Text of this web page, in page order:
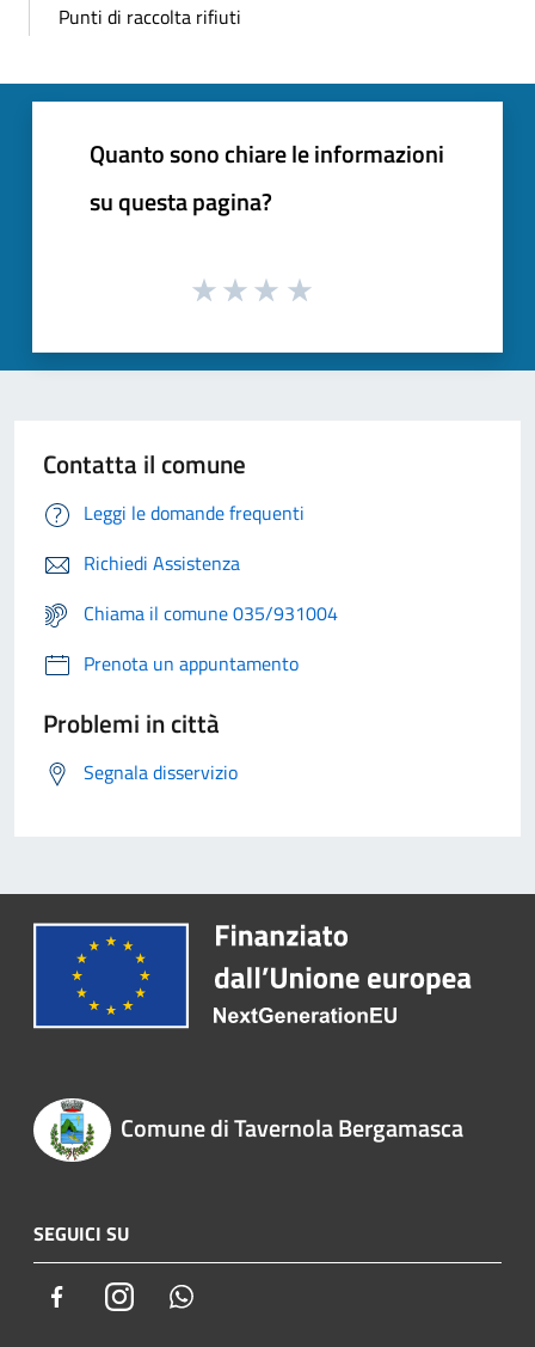
Punti di raccolta rifiuti
Quanto sono chiare le informazioni
su questa pagina?
Contatta il comune
Leggi le domande frequenti
Richiedi Assistenza
Chiama il comune 035/931004
Prenota un appuntamento
Problemi in città
Segnala disservizio
Comune di Tavernola Bergamasca
SEGUICI SU
FacebookInstagram